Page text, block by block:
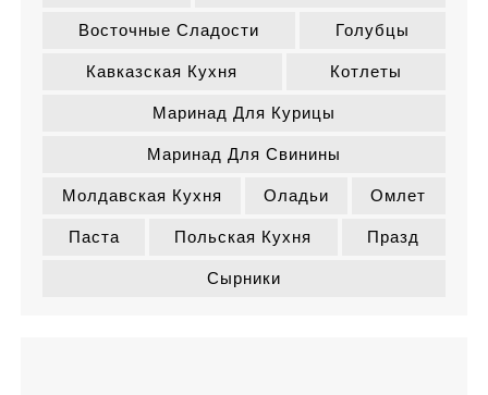
Восточные Сладости Голубцы
Кавказская Кухня Котлеты
Маринад Для Курицы
Маринад Для Свинины
Молдавская Кухня Оладьи Омлет
Паста Польская Кухня Празд
Сырники